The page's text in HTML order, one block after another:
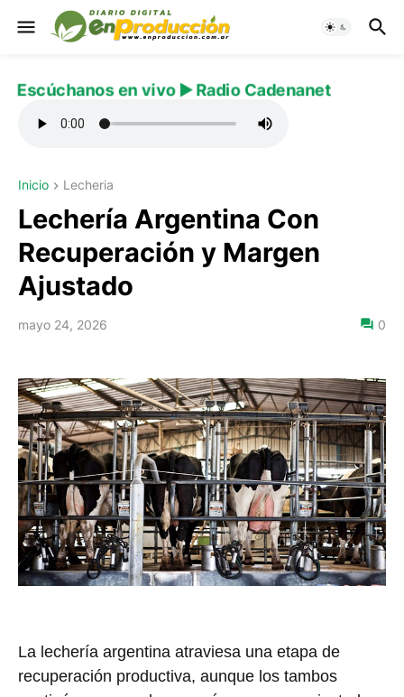
Escúchanos en vivo ▶️ Radio Cadenanet
Inicio Lecheria
Lechería Argentina Con
Recuperación y Margen
Ajustado
mayo 24, 2026 0
La lechería argentina atraviesa una etapa de
recuperación productiva, aunque los tambos